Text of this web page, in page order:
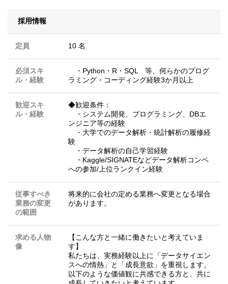
採用情報
定員 10 名
必須スキ
ル・経験
・Python・R・SQL 等、何らかのプログ
ラミング・コーディング経験3か月以上
歓迎スキ
ル・経験
◆歓迎条件：
・システム開発、プログラミング、DBエ
ンジニア等の経験
・大学でのデータ解析・統計解析の履修経
験
・データ解析の自己学習経験
・Kaggle/SIGNATEなどデータ解析コンペ
への参加/上位ランクイン経験
従事すべき
業務の変更
の範囲
将来的に会社の定める業務へ変更となる場合
があります。
求める人物
像
【こんな方と一緒に働きたいと考えていま
す】
私たちは、実務経験以上に「データサイエン
スへの情熱」と「成長意欲」を重視します。
以下のような価値観に共感できる方と、共に